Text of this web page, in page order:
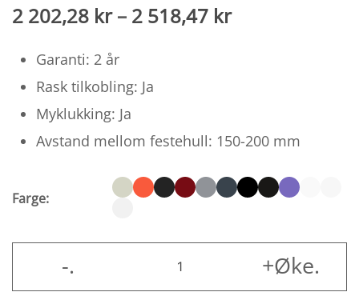
2 202,28 kr – 2 518,47 krPrisintervall:
SEK
Garanti: 2 år
Rask tilkobling: Ja
Myklukking: Ja
Avstand mellom festehull: 150-200 mm
Farge:
-.
2001
Exclusive
+Øke.